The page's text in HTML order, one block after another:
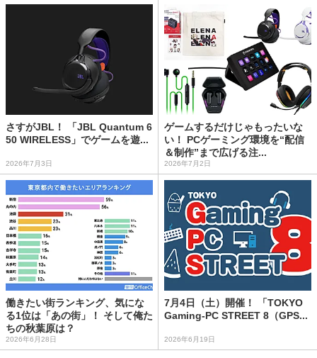
さすがJBL！ 「JBL Quantum 6
50 WIRELESS」でゲームを遊...
2026年7月3日
ゲームするだけじゃもったいな
い！ PCゲーミング環境を“配信
＆制作”まで広げる注...
2026年7月2日
働きたい街ランキング、気にな
る1位は「あの街」！ そして俺た
ちの秋葉原は？
2026年6月28日
7月4日（土）開催！ 「TOKYO
Gaming-PC STREET 8（GPS...
2026年6月19日